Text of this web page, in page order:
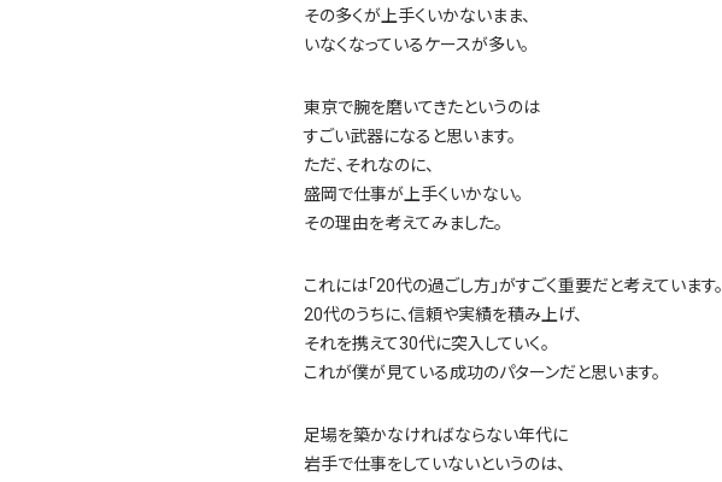
その多くが上手くいかないまま、
いなくなっているケースが多い。
東京で腕を磨いてきたというのは
すごい武器になると思います。
ただ、それなのに、
盛岡で仕事が上手くいかない。
その理由を考えてみました。
これには「20代の過ごし方」がすごく重要だと考えています。
20代のうちに、信頼や実績を積み上げ、
それを携えて30代に突入していく。
これが僕が見ている成功のパターンだと思います。
足場を築かなければならない年代に
岩手で仕事をしていないというのは、